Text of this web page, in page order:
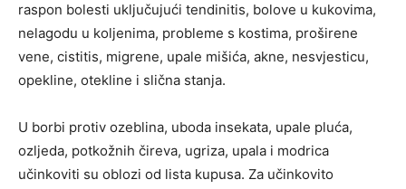
raspon bolesti uključujući tendinitis, bolove u kukovima,
nelagodu u koljenima, probleme s kostima, proširene
vene, cistitis, migrene, upale mišića, akne, nesvjesticu,
opekline, otekline i slična stanja.
U borbi protiv ozeblina, uboda insekata, upale pluća,
ozljeda, potkožnih čireva, ugriza, upala i modrica
učinkoviti su oblozi od lista kupusa. Za učinkovito